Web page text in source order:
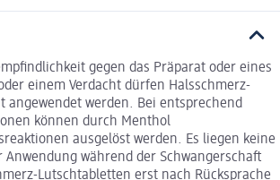
gegen das Präparat oder eines
einem Verdacht dürfen Halsschmerz-
angewendet werden. Bei entsprechend
können durch Menthol
ausgelöst werden. Es liegen keine
während der Schwangerschaft
Lutschtabletten erst nach Rücksprache